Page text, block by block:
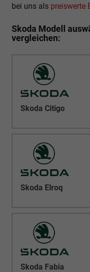
bei uns als preiswerte
Skoda Modell
vergleichen:
Skoda Citigo
Skoda Elroq
Skoda Fabia